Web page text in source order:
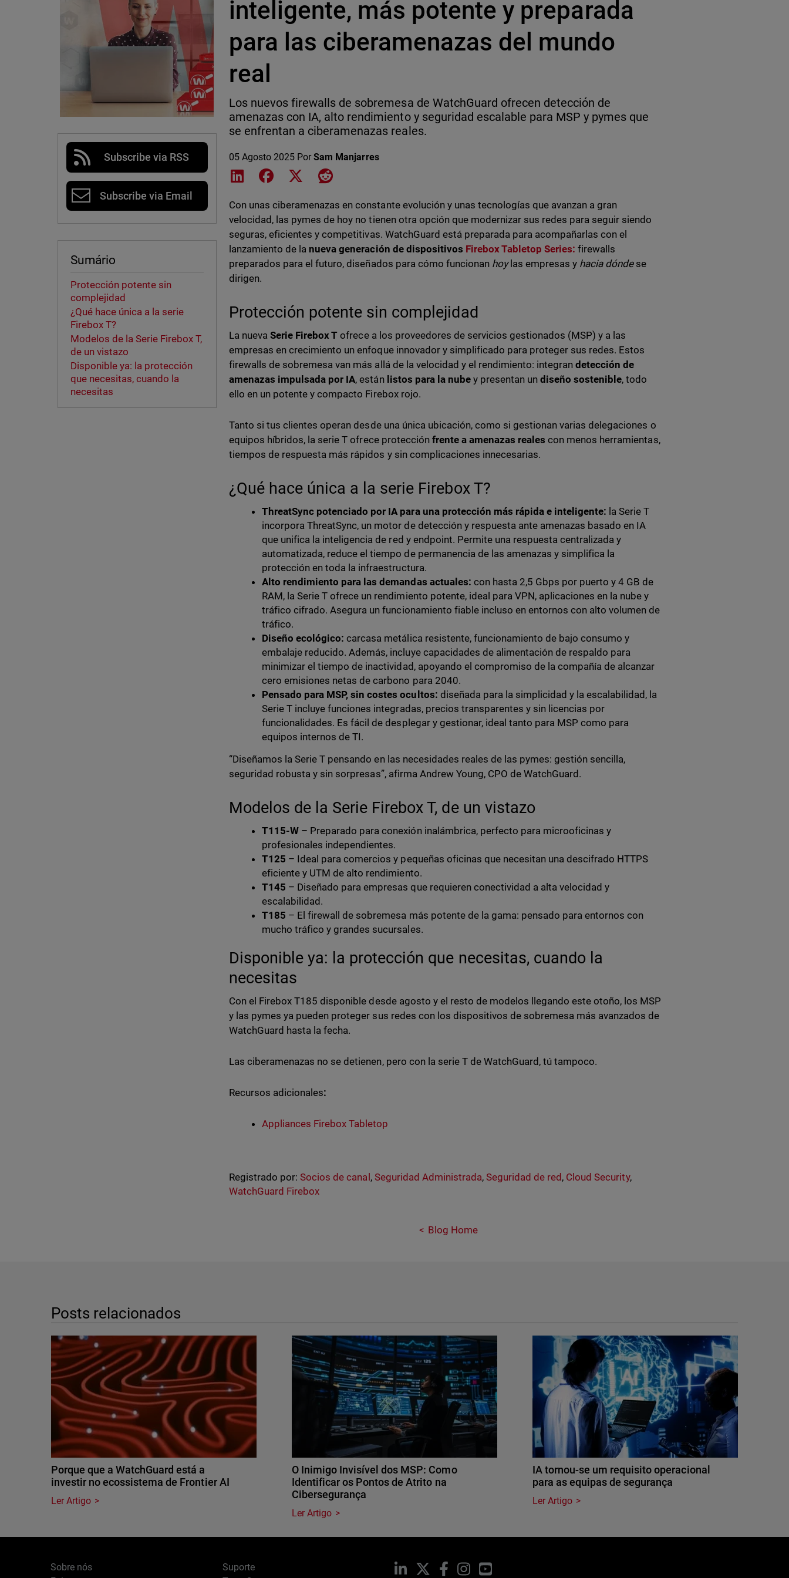
Subscribe via RSS
Subscribe via Email
Sumário
Protección potente sin
complejidad
¿Qué hace única a la serie
Firebox T?
Modelos de la Serie Firebox T,
de un vistazo
Disponible ya: la protección
que necesitas, cuando la
necesitas
inteligente, más potente y preparada
para las ciberamenazas del mundo
real
Los nuevos firewalls de sobremesa de WatchGuard ofrecen detección de
amenazas con IA, alto rendimiento y seguridad escalable para MSP y pymes que
se enfrentan a ciberamenazas reales.
05 Agosto 2025 PorSam Manjarres
Share on LinkedIn
Share on Facebook
Share on XShare on Reddit
Con unas ciberamenazas en constante evolución y unas tecnologías que avanzan a gran
velocidad, las pymes de hoy no tienen otra opción que modernizar sus redes para seguir siendo
seguras, eficientes y competitivas. WatchGuard está preparada para acompañarlas con el
lanzamiento de la nueva generación de dispositivos Firebox Tabletop Series: firewalls
preparados para el futuro, diseñados para cómo funcionan hoylas empresas y hacia dóndese
dirigen.
Protección potente sin complejidad
La nuevaSerie Firebox T ofrece a los proveedores de servicios gestionados (MSP) y a las
empresas en crecimiento un enfoque innovador y simplificado para proteger sus redes. Estos
firewalls de sobremesa van más allá de la velocidad y el rendimiento: integrandetección de
amenazas impulsada por IA, están listos para la nubey presentan undiseño sostenible, todo
ello en un potente y compacto Firebox rojo.
Tanto si tus clientes operan desde una única ubicación, como si gestionan varias delegaciones o
equipos híbridos, la serie T ofrece protección frente a amenazas reales con menos herramientas,
tiempos de respuesta más rápidos y sin complicaciones innecesarias.
¿Qué hace única a la serie Firebox T?
ThreatSync potenciado por IA para una protección más rápida e inteligente: la Serie T
incorpora ThreatSync, un motor de detección y respuesta ante amenazas basado en IA
que unifica la inteligencia de red y endpoint. Permite una respuesta centralizada y
automatizada, reduce el tiempo de permanencia de las amenazas y simplifica la
protección en toda la infraestructura.
Alto rendimiento para las demandas actuales: con hasta 2,5 Gbps por puerto y 4 GB de
RAM, la Serie T ofrece un rendimiento potente, ideal para VPN, aplicaciones en la nube y
tráfico cifrado. Asegura un funcionamiento fiable incluso en entornos con alto volumen de
tráfico.
Diseño ecológico:carcasa metálica resistente, funcionamiento de bajo consumo y
embalaje reducido. Además, incluye capacidades de alimentación de respaldo para
minimizar el tiempo de inactividad, apoyando el compromiso de la compañía de alcanzar
cero emisiones netas de carbono para 2040.
Pensado para MSP, sin costes ocultos: diseñada para la simplicidad y la escalabilidad, la
Serie T incluye funciones integradas, precios transparentes y sin licencias por
funcionalidades. Es fácil de desplegar y gestionar, ideal tanto para MSP como para
equipos internos de TI.
“Diseñamos la Serie T pensando en las necesidades reales de las pymes: gestión sencilla,
seguridad robusta y sin sorpresas”, afirma Andrew Young, CPO de WatchGuard.
Modelos de la Serie Firebox T, de un vistazo
T115-W – Preparado para conexión inalámbrica, perfecto para microoficinas y
profesionales independientes.
T125 – Ideal para comercios y pequeñas oficinas que necesitan una descifrado HTTPS
eficiente y UTM de alto rendimiento.
T145 – Diseñado para empresas que requieren conectividad a alta velocidad y
escalabilidad.
T185 – El firewall de sobremesa más potente de la gama: pensado para entornos con
mucho tráfico y grandes sucursales.
Disponible ya: la protección que necesitas, cuando la
necesitas
Con el Firebox T185 disponible desde agosto y el resto de modelos llegando este otoño, los MSP
y las pymes ya pueden proteger sus redes con los dispositivos de sobremesa más avanzados de
WatchGuard hasta la fecha.
Las ciberamenazas no se detienen, pero con la serie T de WatchGuard, tú tampoco.
Recursos adicionales:
Appliances Firebox Tabletop
Registrado por: Socios de canal , Seguridad Administrada, Seguridad de red , Cloud Security,
WatchGuard Firebox
Blog Home
Posts relacionados
Porque que a WatchGuard está a
investir no ecossistema de Frontier AI
Ler Artigo
O Inimigo Invisível dos MSP: Como
Identificar os Pontos de Atrito na
Cibersegurança
Ler Artigo
IA tornou-se um requisito operacional
para as equipas de segurança
Ler Artigo
Sobre nós
Suporte
LinkedIn Facebook
InstagramYouTube